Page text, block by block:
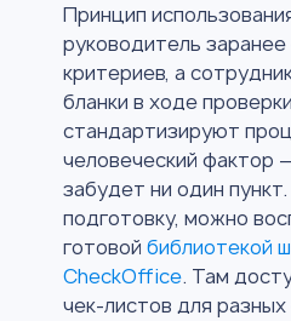
Принцип
руководитель
критериев, а
бланки в ходе
стандартизируют
человеческий фактор
забудет ни один
подготовку, можно
готовой библиотекой
CheckOffice. Там
чек-листов для